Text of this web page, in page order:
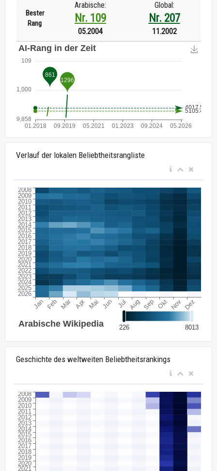
Bester
Rang
Arabische:
Nr. 109
05.2004
Global:
Nr. 207
11.2002
Verlauf der lokalen Beliebtheitsrangliste
Geschichte des weltweiten Beliebtheitsrankings